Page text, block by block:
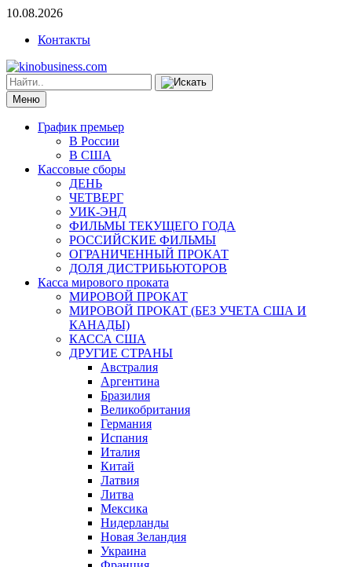
10.08.2026
Контакты
Меню
График премьер
В России
В США
Кассовые сборы
ДЕНЬ
ЧЕТВЕРГ
УИК-ЭНД
ФИЛЬМЫ ТЕКУЩЕГО ГОДА
РОССИЙСКИЕ ФИЛЬМЫ
ОГРАНИЧЕННЫЙ ПРОКАТ
ДОЛЯ ДИСТРИБЬЮТОРОВ
Касса мирового проката
МИРОВОЙ ПРОКАТ
МИРОВОЙ ПРОКАТ (БЕЗ УЧЕТА США И
КАНАДЫ)
КАССА США
ДРУГИЕ СТРАНЫ
Австралия
Аргентина
Бразилия
Великобритания
Германия
Испания
Италия
Китай
Латвия
Литва
Мексика
Нидерланды
Новая Зеландия
Украина